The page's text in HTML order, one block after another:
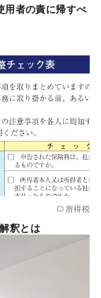
用者の責に帰すべ
所得税
釈とは